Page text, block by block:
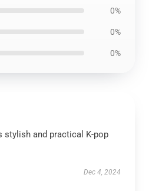
0%
0%
0%
stylish and practical K-pop
Dec 4, 2024